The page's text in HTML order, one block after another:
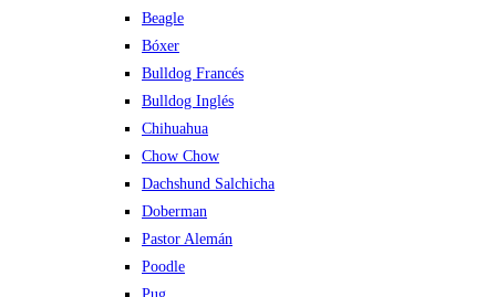
Beagle
Bóxer
Bulldog Francés
Bulldog Inglés
Chihuahua
Chow Chow
Dachshund Salchicha
Doberman
Pastor Alemán
Poodle